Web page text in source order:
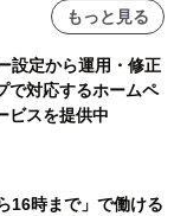
もっと見る
設定から運用・修正
で対応するホームペ
ビスを提供中
16時まで」で働ける